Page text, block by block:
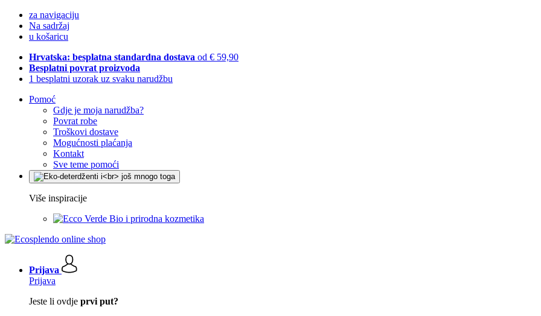
za navigaciju
Na sadržaj
u košaricu
Hrvatska: besplatna standardna dostava od € 59,90
Besplatni povrat proizvoda
1 besplatni uzorak uz svaku narudžbu
Pomoć
Gdje je moja narudžba?
Povrat robe
Troškovi dostave
Mogućnosti plaćanja
Kontakt
Sve teme pomoći
Više inspiracije
Bio i prirodna kozmetika
Prijava
Prijava
Jeste li ovdje prvi put?